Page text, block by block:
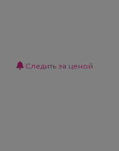
Следить за ценой